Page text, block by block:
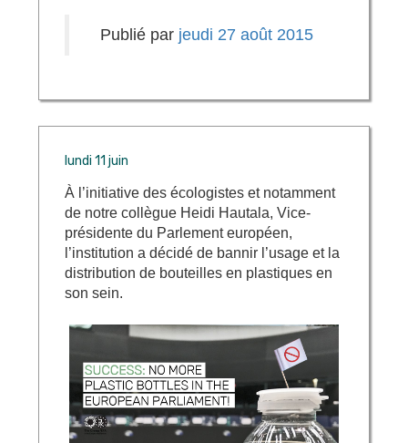
Publié par jeudi 27 août 2015
lundi 11 juin
À l’initiative des écologistes et notamment
de notre collègue Heidi Hautala, Vice-
présidente du Parlement européen,
l’institution a décidé de bannir l’usage et la
distribution de bouteilles en plastiques en
son sein.